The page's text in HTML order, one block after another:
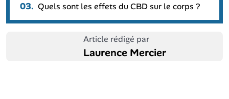
03. Quels sont les effets du CBD sur le corps ?
Article rédigé par
Laurence Mercier